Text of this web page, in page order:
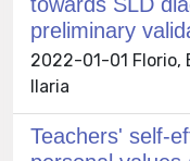
preliminary
2022-01-01 Florio,
Ilaria
Teachers' self-